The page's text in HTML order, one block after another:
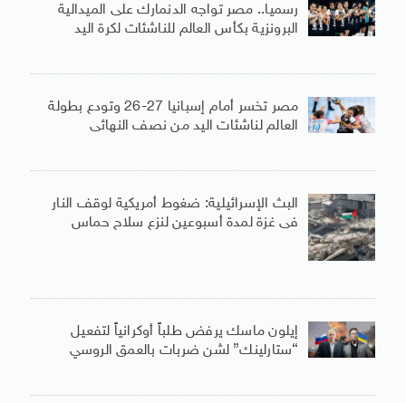
رسميا.. مصر تواجه الدنمارك على الميدالية
البرونزية بكأس العالم للناشئات لكرة اليد
مصر تخسر أمام إسبانيا 27-26 وتودع بطولة
العالم لناشئات اليد من نصف النهائى
البث الإسرائيلية: ضغوط أمريكية لوقف النار
فى غزة لمدة أسبوعين لنزع سلاح حماس
إيلون ماسك يرفض طلباً أوكرانياً لتفعيل
“ستارلينك” لشن ضربات بالعمق الروسي